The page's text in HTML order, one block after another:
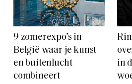
9 zomerexpo’s in
België waar je kunst
en buitenlucht
combineert
in